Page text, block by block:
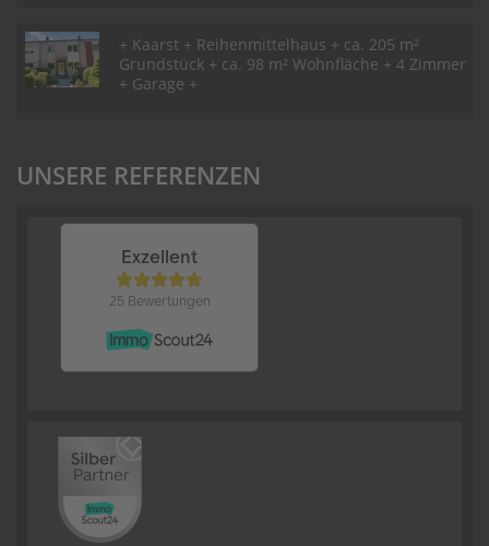
+ Kaarst + Reihenmittelhaus + ca. 205 m²
Grundstück + ca. 98 m² Wohnfläche + 4 Zimmer
+ Garage +
UNSERE REFERENZEN